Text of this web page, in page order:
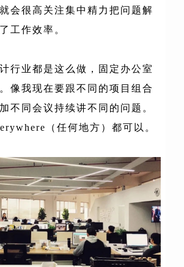
会很高关注集中精力把问题解
工作效率。
行业都是这么做，固定办公室
像我现在要跟不同的项目组合
不同会议持续讲不同的问题。
（任何地方）都可以。